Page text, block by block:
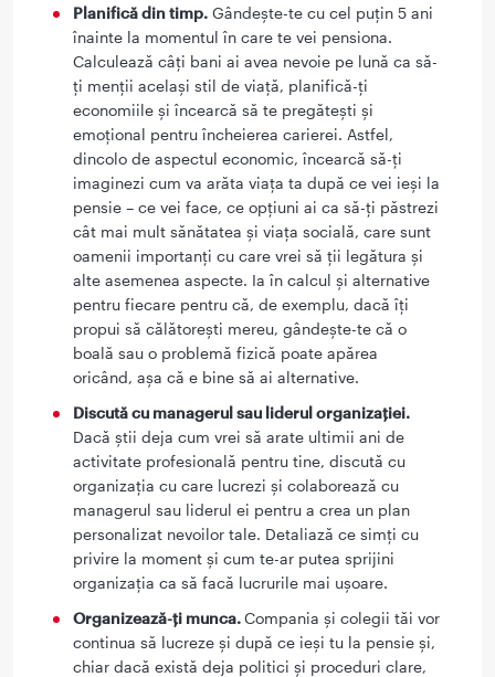
Planifică din timp. Gândește-te cu cel puțin 5 ani
înainte la momentul în care te vei pensiona.
Calculează câți bani ai avea nevoie pe lună ca să-
ți menții același stil de viață, planifică-ți
economiile și încearcă să te pregătești și
emoțional pentru încheierea carierei. Astfel,
dincolo de aspectul economic, încearcă să-ți
imaginezi cum va arăta viața ta după ce vei ieși la
pensie – ce vei face, ce opțiuni ai ca să-ți păstrezi
cât mai mult sănătatea și viața socială, care sunt
oamenii importanți cu care vrei să ții legătura și
alte asemenea aspecte. Ia în calcul și alternative
pentru fiecare pentru că, de exemplu, dacă îți
propui să călătorești mereu, gândește-te că o
boală sau o problemă fizică poate apărea
oricând, așa că e bine să ai alternative.
Discută cu managerul sau liderul organizației.
Dacă știi deja cum vrei să arate ultimii ani de
activitate profesională pentru tine, discută cu
organizația cu care lucrezi și colaborează cu
managerul sau liderul ei pentru a crea un plan
personalizat nevoilor tale. Detaliază ce simți cu
privire la moment și cum te-ar putea sprijini
organizația ca să facă lucrurile mai ușoare.
Organizează-ți munca.Compania și colegii tăi vor
continua să lucreze și după ce ieși tu la pensie și,
chiar dacă există deja politici și proceduri clare,